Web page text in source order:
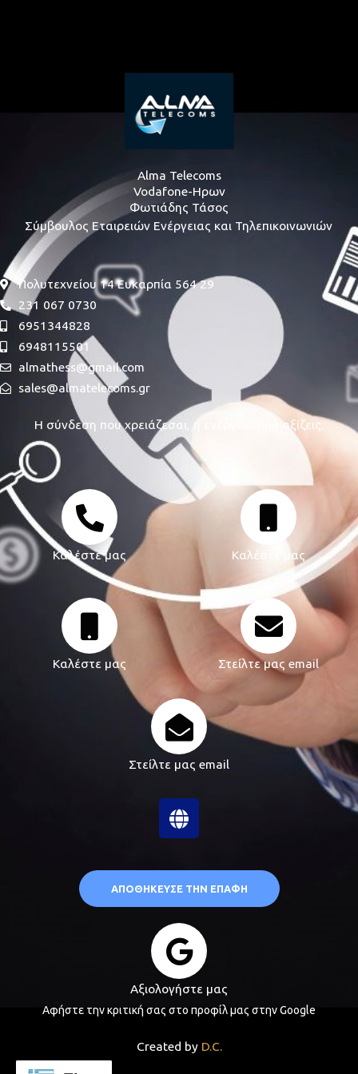
Alma Telecoms
Vodafone-Ηρων
Φωτιάδης Τάσος
Σύμβουλος Εταιρειών Ενέργειας και Τηλεπικοινωνιών
Πολυτεχνείου 14 Ευκαρπία 564 29
231 067 0730
6951344828
6948115501
almathess@gmail.com
sales@almatelecoms.gr
Η σύνδεση που χρειάζεσαι, η ενέργεια που αξίζεις.
Καλέστε μας Καλέστε μας
Καλέστε μας Στείλτε μας email
Στείλτε μας email
l
o
e
ΑΠΟΘΉΚΕΥΣΕ ΤΗΝ ΕΠΑΦΉ
Αξιολογήστε μας
Αφήστε την κριτική σας στο προφίλ μας στην Google
Created by D.C.